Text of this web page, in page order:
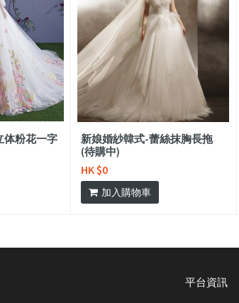
体粉花一字
新娘婚紗韓式-蕾絲抹胸長拖
(待購中)
HK $0
加入購物車
平台資訊